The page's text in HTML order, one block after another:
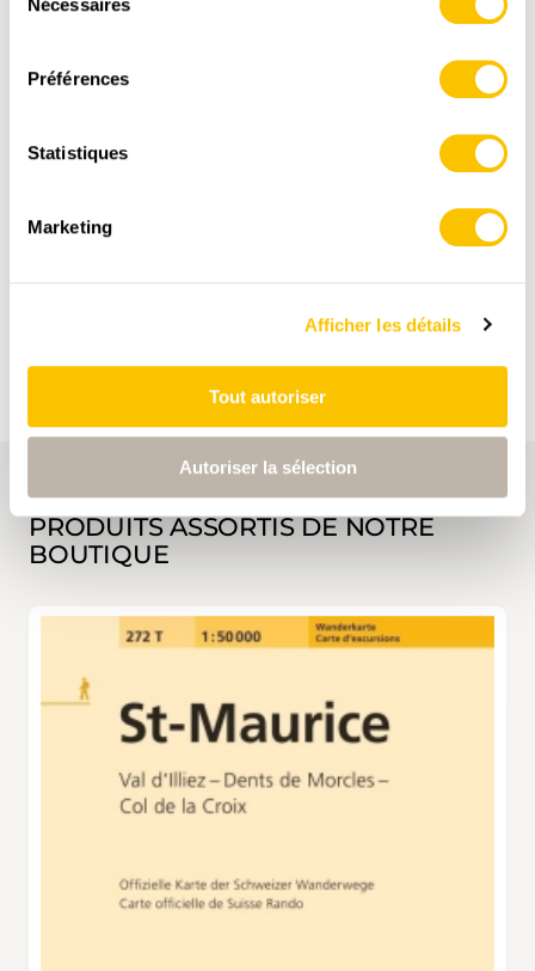
Nécessaires
Préférences
Statistiques
Marketing
Afficher les détails
Tout autoriser
Autoriser la sélection
3:35
Champéry, Barme
4:05
0:30
PRODUITS ASSORTIS DE NOTRE
BOUTIQUE